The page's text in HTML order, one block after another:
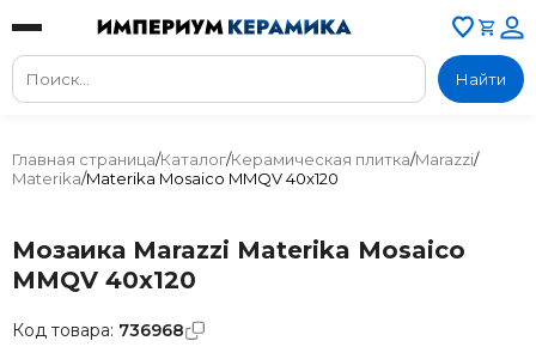
Найти
Главная страница/Каталог/Керамическая плитка/Marazzi/
Materika/Materika Mosaico MMQV 40x120
Мозаика Marazzi Materika Mosaico
MMQV 40x120
Код товара: 736968